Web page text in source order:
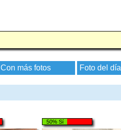
Con más fotos Foto del día
50% Sí